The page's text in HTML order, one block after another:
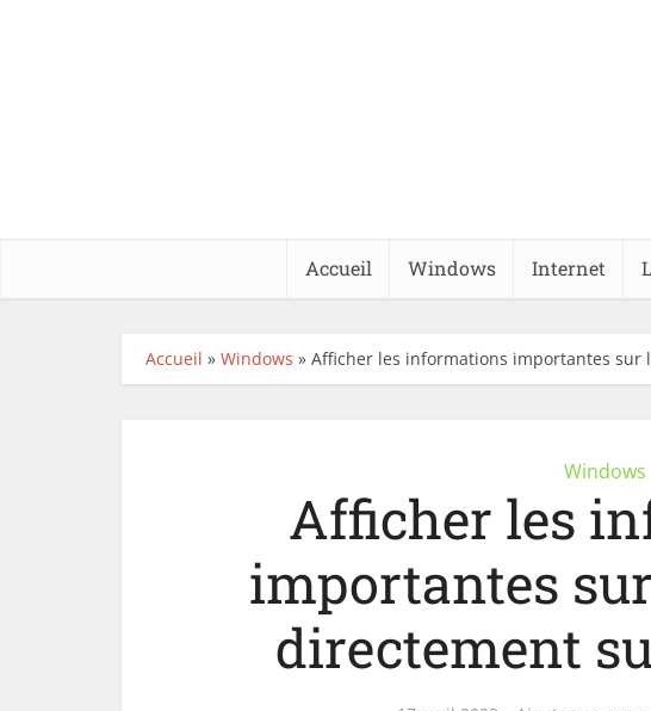
Accueil Windows Internet
Accueil » Windows » Afficher les informations importantes sur
Windows
Afficher les
importantes
directement